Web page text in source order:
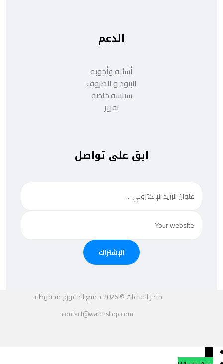
الدعم
أسئلة وأجوبة
البنود و الظروف
سياسة خاصة
تقرير
ابق على تواصل
الإشتراك
متجر الساعات © 2026 جميع الحقوق محفوظة.
contact@watchshop.com